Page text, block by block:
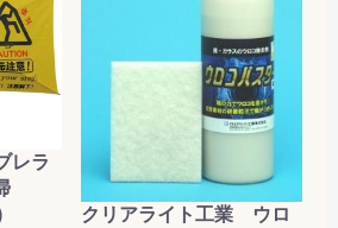
レラ
クリアライト工業 ウロ